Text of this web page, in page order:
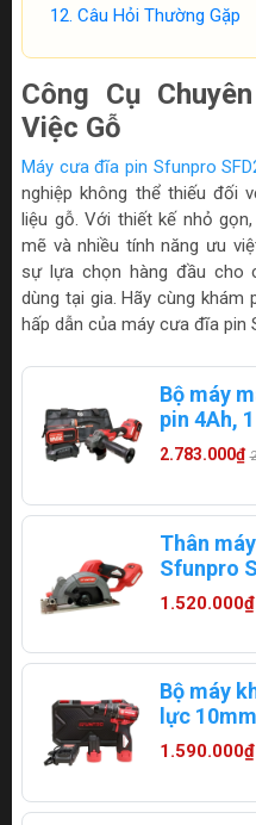
Câu Hỏi Thường Gặp
Công Cụ
Việc Gỗ
Máy cưa đĩa pin Sfunpro
nghiệp không thể thiếu đối
liệu gỗ. Với thiết kế nhỏ
mẽ và nhiều tính năng ưu
sự lựa chọn hàng đầu cho
dùng tại gia. Hãy cùng
hấp dẫn của máy cưa đĩa pin
Bộ máy
pin 4Ah,
2.783.000₫
Thân
Sfunpro
(có lưỡi
1.520.000₫
Bộ máy
lực
(2 pin + 1
1.590.000₫